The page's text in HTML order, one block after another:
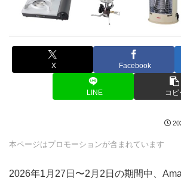
X Facebook
LINE コピ
本ページはプロモーションが含まれています
2026年1月27日〜2月2日の期間中、